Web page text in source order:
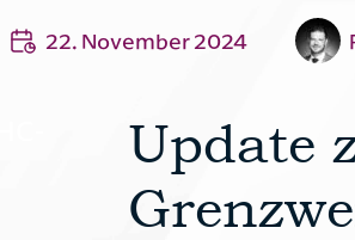
22. November 2024
Update
Rückruf
Rückruf-Service nutzen
werden wir uns zeitnah
Bitte wählen Sie